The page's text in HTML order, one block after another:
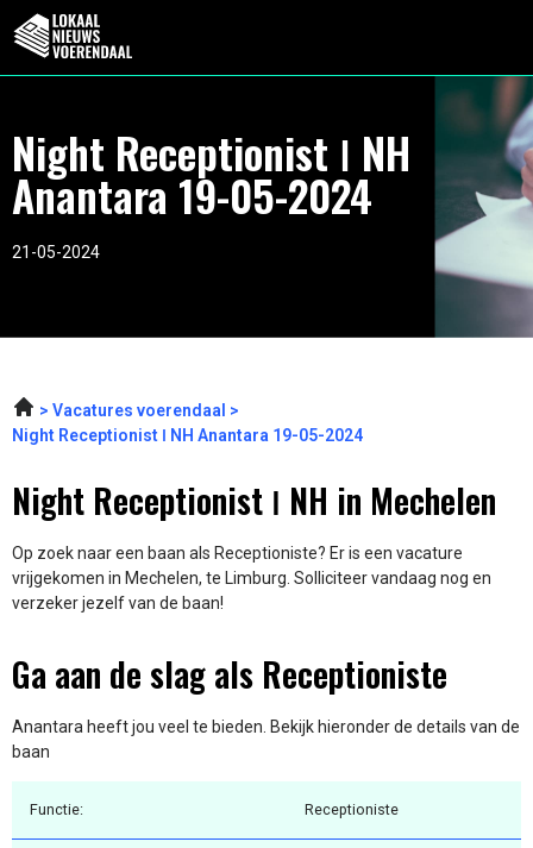
Night Receptionist ǀ NH
Anantara 19-05-2024
21-05-2024
Vacatures voerendaal
Night Receptionist ǀ NH Anantara 19-05-2024
Night Receptionist ǀ NH in Mechelen
Op zoek naar een baan als Receptioniste? Er is een vacature
vrijgekomen in Mechelen, te Limburg. Solliciteer vandaag nog en
verzeker jezelf van de baan!
Ga aan de slag als Receptioniste
Anantara heeft jou veel te bieden. Bekijk hieronder de details van de
baan
Functie: Receptioniste